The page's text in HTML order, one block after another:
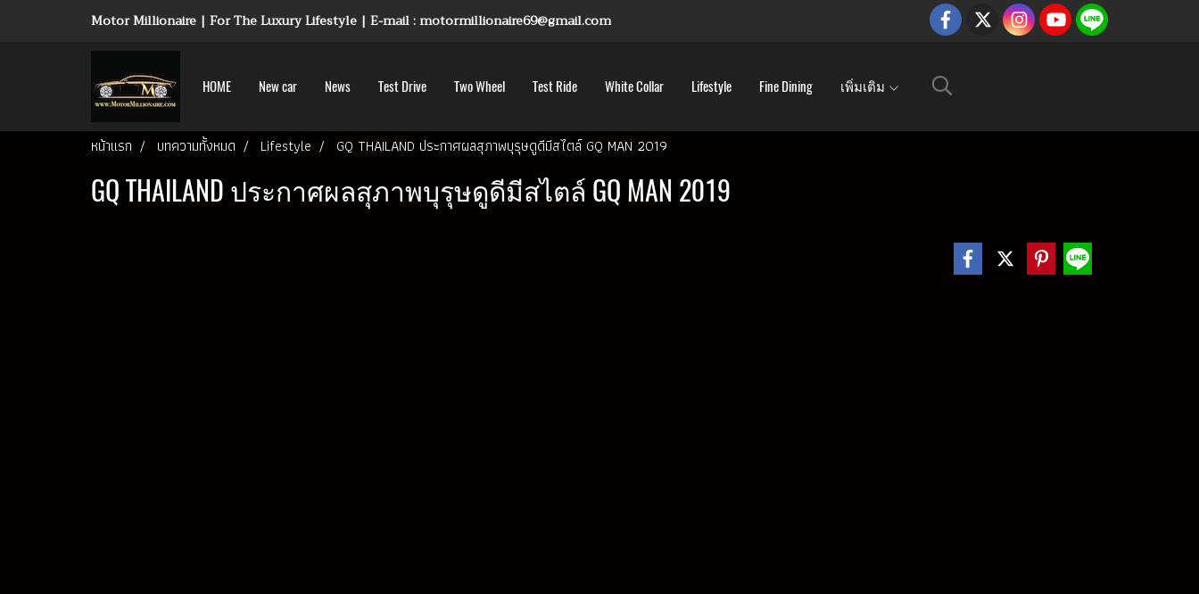
Motor Millionaire | For The Luxury Lifestyle | E-mail : motormillionaire69@gmail.com
HOME New car News Test Drive Two Wheel Test Ride White Collar Lifestyle Fine Dining เพิ่มเติม
หน้าแรก บทความทั้งหมด Lifestyle GQ THAILAND ประกาศผลสุภาพบุรุษดูดีมีสไตล์ GQ MAN 2019
GQ THAILAND ประกาศผลสุภาพบุรุษดูดีมีสไตล์ GQ MAN 2019